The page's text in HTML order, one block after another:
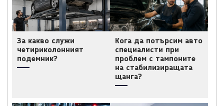
За какво служи
четириколонният
подемник?
Кога да потърсим авто
специалисти при
проблем с тампоните
на стабилизиращата
щанга?